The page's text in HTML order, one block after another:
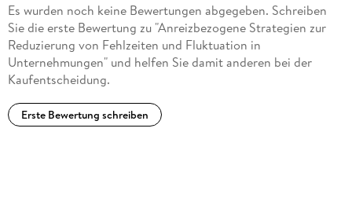
Es wurden noch keine Bewertungen abgegeben. Schreiben
Sie die erste Bewertung zu "Anreizbezogene Strategien zur
Reduzierung von Fehlzeiten und Fluktuation in
Unternehmungen" und helfen Sie damit anderen bei der
Kaufentscheidung.
Erste Bewertung schreiben